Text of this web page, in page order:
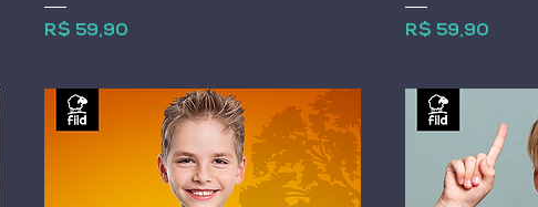
Preço
R$ 59,90 Preço
R$ 59,90